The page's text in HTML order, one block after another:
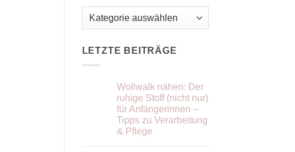
Blog-
Themen
LETZTE BEITRÄGE
Wollwalk nähen: Der
ruhige Stoff (nicht nur)
für Anfängerinnen –
Tipps zu Verarbeitung
& Pflege